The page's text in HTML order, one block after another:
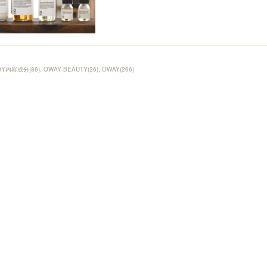
内容成分(86) OWAY BEAUTY(26) OWAY(266)